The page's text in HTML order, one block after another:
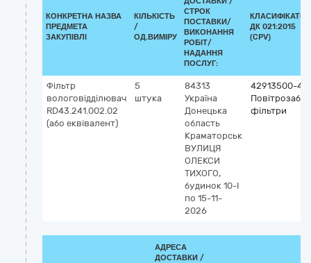
КОНКРЕТНА НАЗВА
ПРЕДМЕТА
ЗАКУПІВЛІ
КІЛЬКІСТЬ
/
ОД.ВИМІРУ
СТРОК
ПОСТАВКИ/
ВИКОНАННЯ
РОБІТ/
НАДАННЯ
ПОСЛУГ:
КЛАСИФІКАТОР
ДК 021:2015
(CPV)
Фільтр
вологовідділювач
RD43.241.002.02
(або еквівалент)
5
штука
84313
Україна
Донецька
область
Краматорськ
ВУЛИЦЯ
ОЛЕКСИ
ТИХОГО,
будинок 10-І
по 15-11-
2026
42913500-4
фільтри
АДРЕСА
ДОСТАВКИ /